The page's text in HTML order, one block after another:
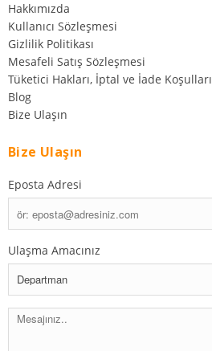
Hakkımızda
Kullanıcı Sözleşmesi
Gizlilik Politikası
Mesafeli Satış Sözleşmesi
Tüketici Hakları, İptal ve İade Koşulları
Blog
Bize Ulaşın
Bize Ulaşın
Eposta Adresi
Ulaşma Amacınız